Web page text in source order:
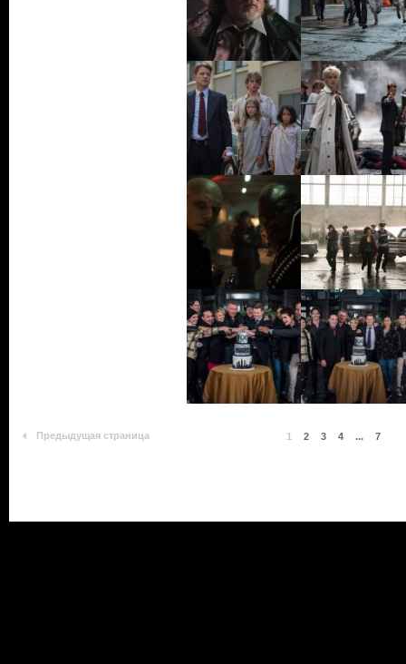
Предыдущая страница 1 2 3 4 ... 7